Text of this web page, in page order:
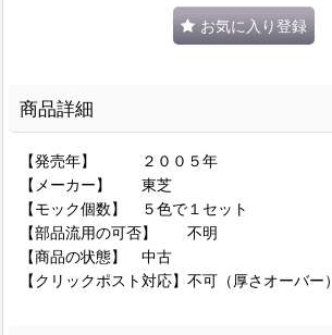
お気に入り登録
商品詳細
【発売年】 ２００５年
【メーカー】 東芝
【モック個数】 ５色で１セット
【部品流用の可否】 不明
【商品の状態】 中古
【クリックポスト対応】不可（厚さオーバー）